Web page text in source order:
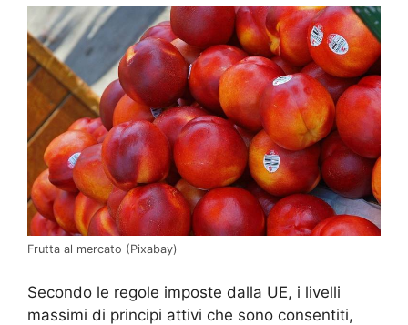
Frutta al mercato (Pixabay)
Secondo le regole imposte dalla UE, i livelli
massimi di principi attivi che sono consentiti,